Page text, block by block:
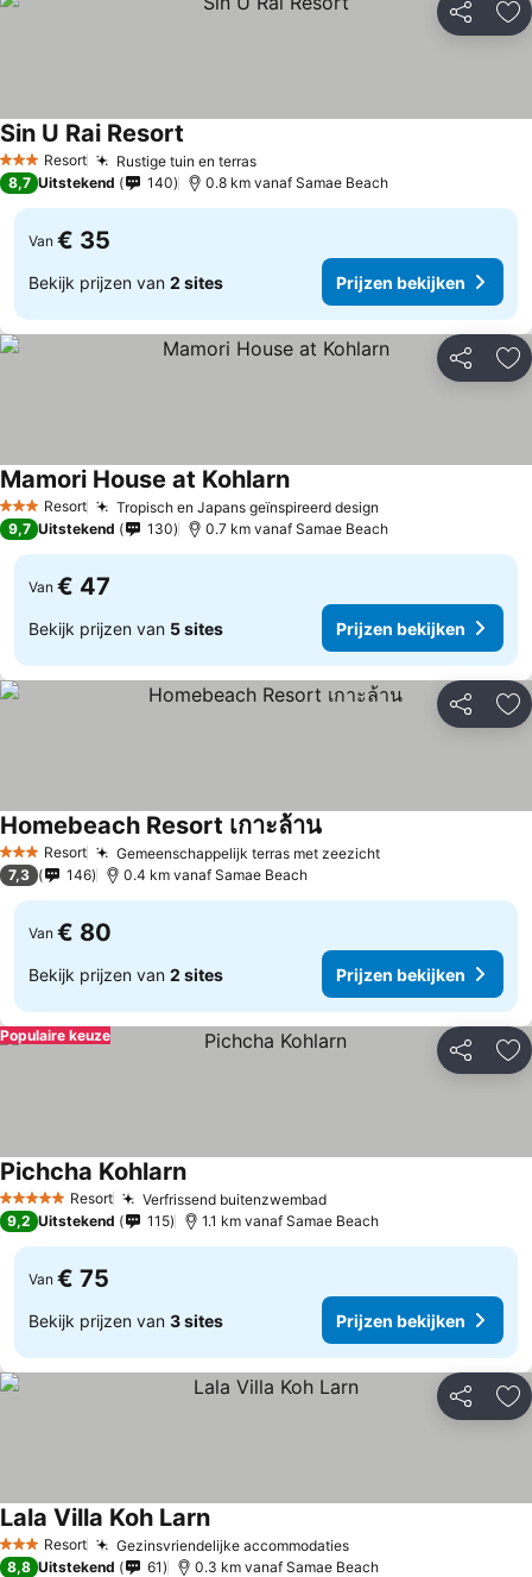
Delen
3 SterrenResort Rustige tuin en terrasPrijzen bekijken
Sin U Rai Resort
8,7 Uitstekend 140 0.8 km vanaf Samae Beach
Van € 35
Bekijk prijzen van 2 sites Prijzen bekijken
Delen
3 SterrenResort Tropisch en Japans geïnspireerd design
Mamori House at KohlarnPrijzen bekijken
9,7 Uitstekend 130 0.7 km vanaf Samae Beach
Van € 47
Bekijk prijzen van 5 sites Prijzen bekijken
Delen
3 SterrenResort Gemeenschappelijk terras met zeezichtPrijzen bekijken
Homebeach Resort เกาะล้านPrijzen bekijken
7,3 146 0.4 km vanaf Samae Beach
Van € 80
Bekijk prijzen van 2 sites Prijzen bekijken
Delen
Populaire keuze
5 Sterren Resort Verfrissend buitenzwembadPrijzen bekijken
Pichcha KohlarnPrijzen bekijken
9,2 Uitstekend 115 1.1 km vanaf Samae Beach
Van € 75
Bekijk prijzen van 3 sites Prijzen bekijken
Delen
3 SterrenResort Gezinsvriendelijke accommodatiesPrijzen bekijken
Lala Villa Koh LarnPrijzen bekijken
8,8 Uitstekend 61 0.3 km vanaf Samae Beach